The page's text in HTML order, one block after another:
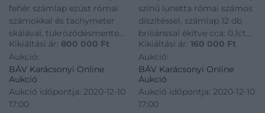
fehér számlap ezüst római
számokkal és tachymeter
skálával, tükröződésmentes
zafírüveggel 100 méterig
vízálló tok, 25 köves
automata stopperes
szerkezet (Breitling 13) 42
órás járástartalékkal. Jelzett:
Breitling, referenciszám
Kikiáltási ár: 800 000 Ft
Aukció:
BÁV Karácsonyi Online
Aukció
Aukció időpontja: 2020-12-10
17:00
színű lünetta római számos
díszítéssel, számlap 12 db
briliánssal ékítve cca: 0,1ct
(A, H, Vs), kvarc szerkezet.
Jelzett: Omega
Constellation, szériaszám:
59054467 Átmérő: 25 mm
Kikiáltási ár: 160 000 Ft
Aukció:
BÁV Karácsonyi Online
Aukció
Aukció időpontja: 2020-12-10
17:00